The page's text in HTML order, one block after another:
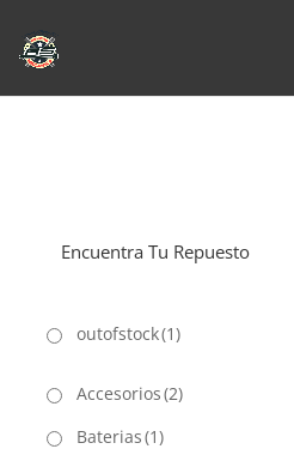
Encuentra Tu Repuesto
outofstock(1)
Accesorios(2)
Baterias(1)